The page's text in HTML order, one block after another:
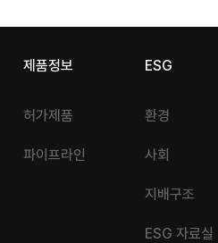
제품정보
허가제품
파이프라인
ESG
환경
사회
지배구조
ESG 자료실